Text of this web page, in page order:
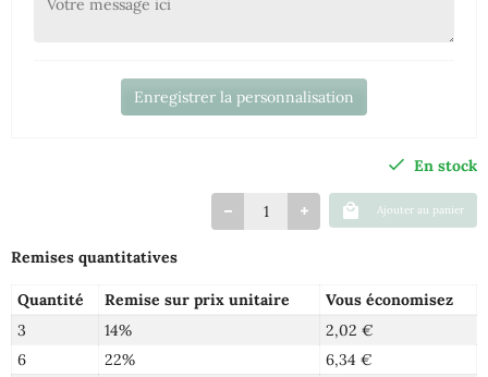
Enregistrer la personnalisation
En stock
Ajouter au panier
Remises quantitatives
Quantité Remise sur prix unitaire
Vous économisez
3
14%
2,02 €
6
22%
6,34 €